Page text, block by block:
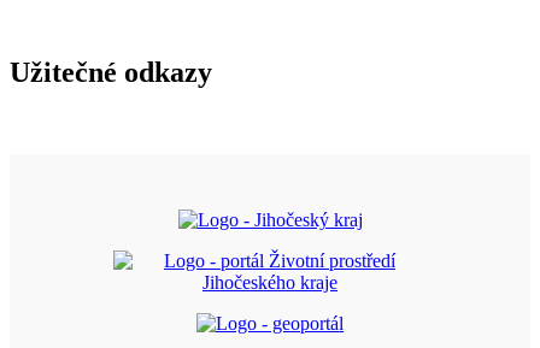
Užitečné odkazy